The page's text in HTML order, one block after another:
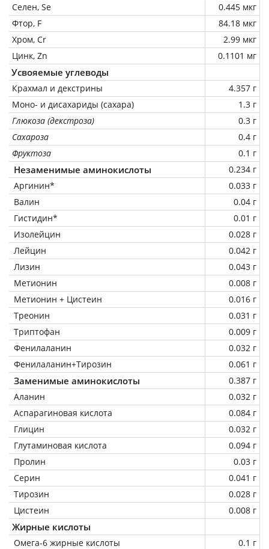
Селен, Se
0.445 мкг
Фтор, F
84.18 мкг
Хром, Cr
2.99 мкг
Цинк, Zn
0.1101 мг
Усвояемые углеводы
Крахмал и декстрины
4.357 г
Моно- и дисахариды (сахара)
1.3 г
Глюкоза (декстроза)
0.3 г
Сахароза
0.4 г
Фруктоза
0.1 г
Незаменимые аминокислоты
0.234 г
Аргинин*
0.033 г
Валин
0.04 г
Гистидин*
0.01 г
Изолейцин
0.028 г
Лейцин
0.042 г
Лизин
0.043 г
Метионин
0.008 г
Метионин + Цистеин
0.016 г
Треонин
0.031 г
Триптофан
0.009 г
Фенилаланин
0.032 г
Фенилаланин+Тирозин
0.061 г
Заменимые аминокислоты
0.387 г
Аланин
0.032 г
Аспарагиновая кислота
0.084 г
Глицин
0.032 г
Глутаминовая кислота
0.094 г
Пролин
0.03 г
Серин
0.041 г
Тирозин
0.028 г
Цистеин
0.008 г
Жирные кислоты
Омега-6 жирные кислоты 0.1 г